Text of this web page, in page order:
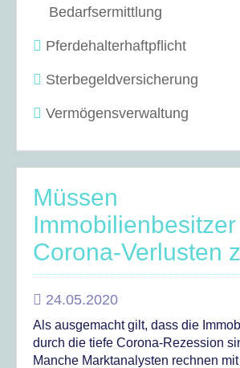
Bedarfsermittlung
Pferdehalterhaftpflicht
Sterbegeldversicherung
Vermögensverwaltung
Müssen
Corona-Verlusten
24.05.2020
Als ausgemacht gilt, dass die
durch die tiefe Corona-Rezession
Manche Marktanalysten rechnen